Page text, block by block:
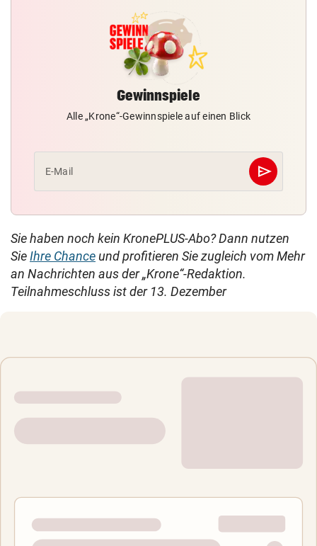
Gewinnspiele
Alle „Krone“-Gewinnspiele auf einen Blick
E-Mail send
Abschicken
Sie haben noch kein KronePLUS-Abo? Dann nutzen
SieIhre Chance und profitieren Sie zugleich vom Mehr
an Nachrichten aus der „Krone“-Redaktion.
Teilnahmeschlussist der 13. Dezember